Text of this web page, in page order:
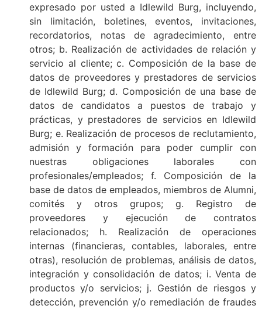
expresado por usted a Idlewild Burg, incluyendo,
sin limitación, boletines, eventos, invitaciones,
recordatorios, notas de agradecimiento, entre
otros; b. Realización de actividades de relación y
servicio al cliente; c. Composición de la base de
datos de proveedores y prestadores de servicios
de Idlewild Burg; d. Composición de una base de
datos de candidatos a puestos de trabajo y
prácticas, y prestadores de servicios en Idlewild
Burg; e. Realización de procesos de reclutamiento,
admisión y formación para poder cumplir con
nuestras obligaciones laborales con
profesionales/empleados; f. Composición de la
base de datos de empleados, miembros de Alumni,
comités y otros grupos; g. Registro de
proveedores y ejecución de contratos
relacionados; h. Realización de operaciones
internas (financieras, contables, laborales, entre
otras), resolución de problemas, análisis de datos,
integración y consolidación de datos; i. Venta de
productos y/o servicios; j. Gestión de riesgos y
detección, prevención y/o remediación de fraudes